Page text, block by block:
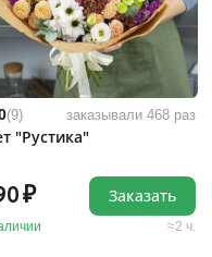
(9) заказывали 468 раз
"Рустика"
2 ч.
Заказать